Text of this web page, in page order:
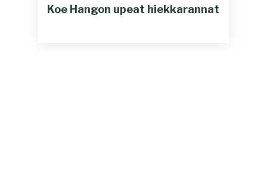
Koe Hangon upeat hiekkarannat